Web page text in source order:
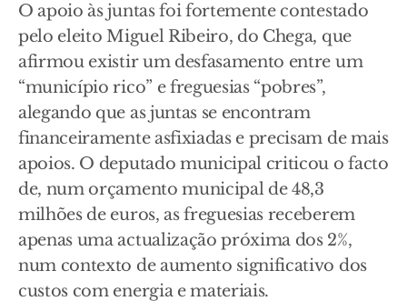
O apoio às juntas foi fortemente contestado
pelo eleito Miguel Ribeiro, do Chega, que
afirmou existir um desfasamento entre um
“município rico” e freguesias “pobres”,
alegando que as juntas se encontram
financeiramente asfixiadas e precisam de mais
apoios. O deputado municipal criticou o facto
de, num orçamento municipal de 48,3
milhões de euros, as freguesias receberem
apenas uma actualização próxima dos 2%,
num contexto de aumento significativo dos
custos com energia e materiais.